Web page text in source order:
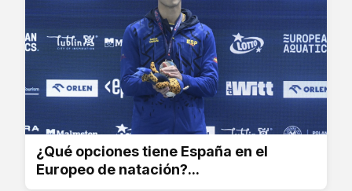
¿Qué opciones tiene España en el
Europeo de natación?...